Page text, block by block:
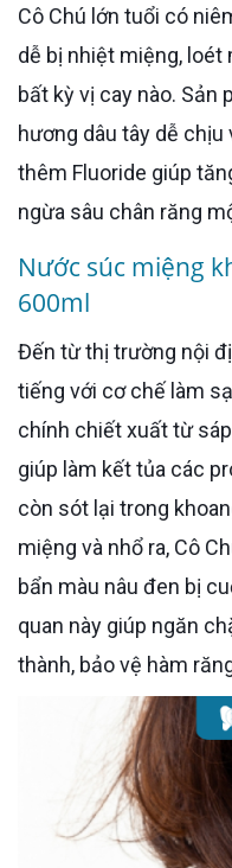
Cô Chú lớn tuổi có
dễ bị nhiệt miệng,
bất kỳ vị cay nào. Sản
hương dâu tây dễ
thêm Fluoride giúp
ngừa sâu chân răng
Nước súc miệng
600ml
Đến từ thị trường nội địa Nhật Bản, Propolinse nổi
tiếng với cơ chế làm
chính chiết xuất từ
giúp làm kết tủa các
còn sót lại trong
miệng và nhổ ra, Cô
bẩn màu nâu đen bị
quan này giúp ngăn
thành, bảo vệ hàm